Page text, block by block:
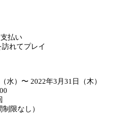
払い
れてプレイ
水）〜 2022年3月31日（木）
制限なし）